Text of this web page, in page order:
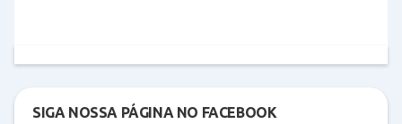
SIGA NOSSA PÁGINA NO FACEBOOK